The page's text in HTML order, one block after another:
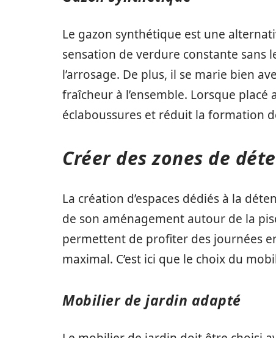
Le gazon synthétique est une
sensation de verdure constante sans
l’arrosage. De plus, il se marie bien
fraîcheur à l’ensemble. Lorsque
éclaboussures et réduit la formation
Créer des zones de
La création d’espaces dédiés à la
de son aménagement autour de la
permettent de profiter des journées
maximal. C’est ici que le choix du
Mobilier de jardin adapté